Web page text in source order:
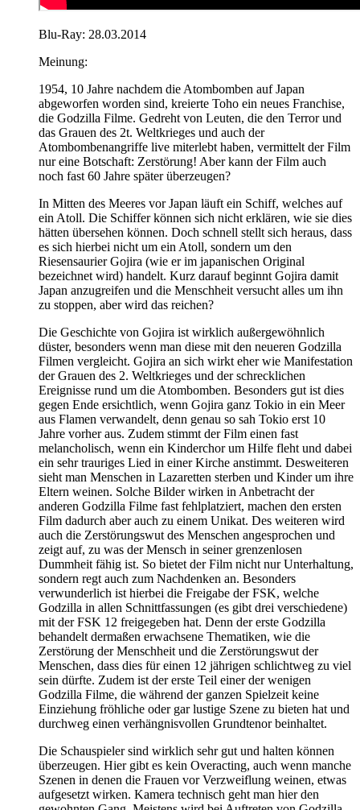
Blu-Ray: 28.03.2014
Meinung:
1954, 10 Jahre nachdem die Atombomben auf Japan
abgeworfen worden sind, kreierte Toho ein neues Franchise,
die Godzilla Filme. Gedreht von Leuten, die den Terror und
das Grauen des 2t. Weltkrieges und auch der
Atombombenangriffe live miterlebt haben, vermittelt der Film
nur eine Botschaft: Zerstörung! Aber kann der Film auch
noch fast 60 Jahre später überzeugen?
In Mitten des Meeres vor Japan läuft ein Schiff, welches auf
ein Atoll. Die Schiffer können sich nicht erklären, wie sie dies
hätten übersehen können. Doch schnell stellt sich heraus, dass
es sich hierbei nicht um ein Atoll, sondern um den
Riesensaurier Gojira (wie er im japanischen Original
bezeichnet wird) handelt. Kurz darauf beginnt Gojira damit
Japan anzugreifen und die Menschheit versucht alles um ihn
zu stoppen, aber wird das reichen?
Die Geschichte von Gojira ist wirklich außergewöhnlich
düster, besonders wenn man diese mit den neueren Godzilla
Filmen vergleicht. Gojira an sich wirkt eher wie Manifestation
der Grauen des 2. Weltkrieges und der schrecklichen
Ereignisse rund um die Atombomben. Besonders gut ist dies
gegen Ende ersichtlich, wenn Gojira ganz Tokio in ein Meer
aus Flamen verwandelt, denn genau so sah Tokio erst 10
Jahre vorher aus. Zudem stimmt der Film einen fast
melancholisch, wenn ein Kinderchor um Hilfe fleht und dabei
ein sehr trauriges Lied in einer Kirche anstimmt. Desweiteren
sieht man Menschen in Lazaretten sterben und Kinder um ihre
Eltern weinen. Solche Bilder wirken in Anbetracht der
anderen Godzilla Filme fast fehlplatziert, machen den ersten
Film dadurch aber auch zu einem Unikat. Des weiteren wird
auch die Zerstörungswut des Menschen angesprochen und
zeigt auf, zu was der Mensch in seiner grenzenlosen
Dummheit fähig ist. So bietet der Film nicht nur Unterhaltung,
sondern regt auch zum Nachdenken an. Besonders
verwunderlich ist hierbei die Freigabe der FSK, welche
Godzilla in allen Schnittfassungen (es gibt drei verschiedene)
mit der FSK 12 freigegeben hat. Denn der erste Godzilla
behandelt dermaßen erwachsene Thematiken, wie die
Zerstörung der Menschheit und die Zerstörungswut der
Menschen, dass dies für einen 12 jährigen schlichtweg zu viel
sein dürfte. Zudem ist der erste Teil einer der wenigen
Godzilla Filme, die während der ganzen Spielzeit keine
Einziehung fröhliche oder gar lustige Szene zu bieten hat und
durchweg einen verhängnisvollen Grundtenor beinhaltet.
Die Schauspieler sind wirklich sehr gut und halten können
überzeugen. Hier gibt es kein Overacting, auch wenn manche
Szenen in denen die Frauen vor Verzweiflung weinen, etwas
aufgesetzt wirken. Kamera technisch geht man hier den